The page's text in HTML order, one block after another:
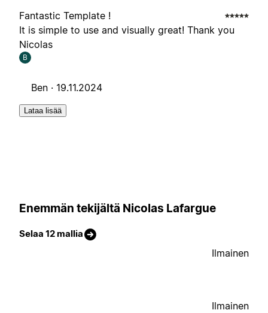
Fantastic Template !
It is simple to use and visually great! Thank you
Nicolas
B
Ben · 19.11.2024
Lataa lisää
Enemmän tekijältä Nicolas Lafargue
Selaa 12 mallia
Ilmainen
Ilmainen